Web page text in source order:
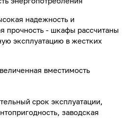
надежность и
прочность - шкафы рассчитаны
эксплуатацию в жестких
вместимость
срок эксплуатации,
заводская